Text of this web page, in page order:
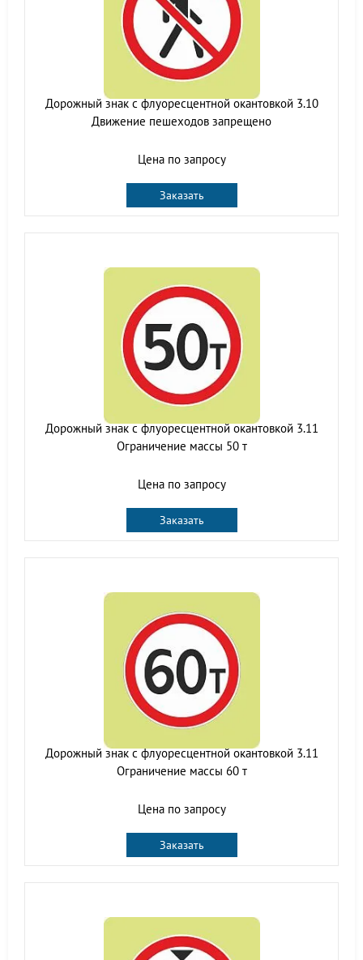
Дорожный знак с флуоресцентной окантовкой 3.10
Движение пешеходов запрещено
Цена по запросу
Заказать
Дорожный знак с флуоресцентной окантовкой 3.11
Ограничение массы 50 т
Цена по запросу
Заказать
Дорожный знак с флуоресцентной окантовкой 3.11
Ограничение массы 60 т
Цена по запросу
Заказать